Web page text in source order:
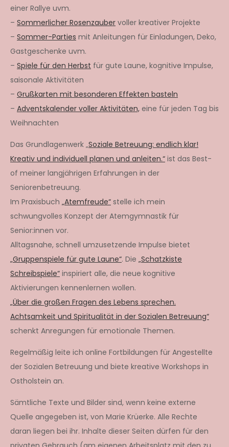
einer Rallye uvm.
– Sommerlicher Rosenzauber voller kreativer Projekte
– Sommer-Parties mit Anleitungen für Einladungen, Deko,
Gastgeschenke uvm.
– Spiele für den Herbst für gute Laune, kognitive Impulse,
saisonale Aktivitäten
– Grußkarten mit besonderen Effekten basteln
– Adventskalender voller Aktivitäten, eine für jeden Tag bis
Weihnachten
Das Grundlagenwerk „Soziale Betreuung: endlich klar!
Kreativ und individuell planen und anleiten.“ ist das Best-
of meiner langjährigen Erfahrungen in der
Seniorenbetreuung.
Im Praxisbuch „Atemfreude“ stelle ich mein
schwungvolles Konzept der Atemgymnastik für
Senior:innen vor.
Alltagsnahe, schnell umzusetzende Impulse bietet
„Gruppenspiele für gute Laune“. Die „Schatzkiste
Schreibspiele“ inspiriert alle, die neue kognitive
Aktivierungen kennenlernen wollen.
„Über die großen Fragen des Lebens sprechen.
Achtsamkeit und Spiritualität in der Sozialen Betreuung“
schenkt Anregungen für emotionale Themen.
Regelmäßig leite ich online Fortbildungen für Angestellte
der Sozialen Betreuung und biete kreative Workshops in
Ostholstein an.
Sämtliche Texte und Bilder sind, wenn keine externe
Quelle angegeben ist, von Marie Krüerke. Alle Rechte
daran liegen bei ihr. Inhalte dieser Seiten dürfen für den